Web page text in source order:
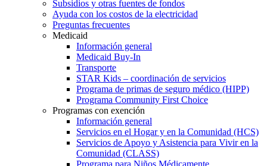
Subsidios y otras fuentes de fondos
Ayuda con los costos de la electricidad
Preguntas frecuentes
Medicaid
Información general
Medicaid Buy-In
Transporte
STAR Kids – coordinación de servicios
Programa de primas de seguro médico (HIPP)
Programa Community First Choice
Programas con exención
Información general
Servicios en el Hogar y en la Comunidad (HCS)
Servicios de Apoyo y Asistencia para Vivir en la
Comunidad (CLASS)
Programa para Niños Médicamente